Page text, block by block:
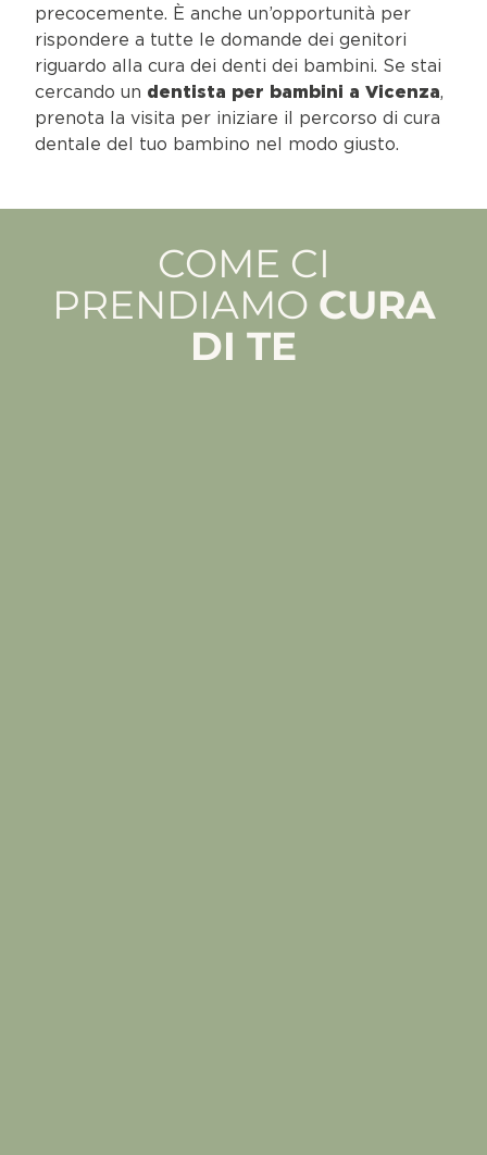
precocemente. È anche un’opportunità per
rispondere a tutte le domande dei genitori
riguardo alla cura dei denti dei bambini. Se stai
cercando un dentista per bambini a Vicenza,
prenota la visita per iniziare il percorso di cura
dentale del tuo bambino nel modo giusto.
COME CI
PRENDIAMO CURA
DI TE